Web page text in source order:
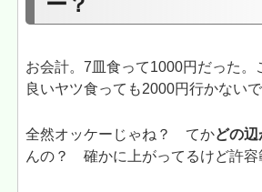
お会計。7皿食って1000円だった。
良いヤツ食っても2000円行かない
全然オッケーじゃね？ てかどの
んの？ 確かに上がってるけど許容